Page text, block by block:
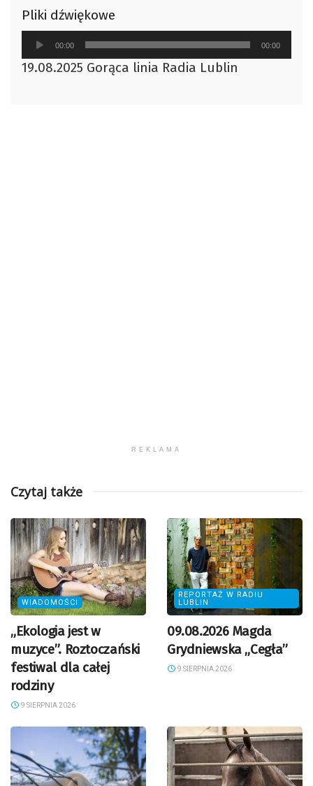
Pliki dźwiękowe
Odtwarzacz
plików
dźwiękowych
00:00 00:00
19.08.2025 Gorąca linia Radia Lublin
REKLAMA
Czytaj także
WIADOMOŚCI
„Ekologia jest w
muzyce”. Roztoczański
festiwal dla całej
rodziny
9 SIERPNIA 2026
REPORTAŻ W RADIU
LUBLIN
09.08.2026 Magda
Grydniewska „Cegła”
9 SIERPNIA 2026